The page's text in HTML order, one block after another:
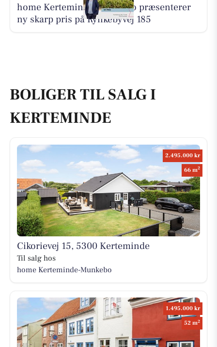
home Kerteminde-Munkebo præsenterer
ny skarp pris på Rynkebyvej 185
BOLIGER TIL SALG I
KERTEMINDE
2.495.000 kr
66 m2
Cikorievej 15, 5300 Kerteminde
Til salg hos
home Kerteminde-Munkebo
1.495.000 kr
52 m2